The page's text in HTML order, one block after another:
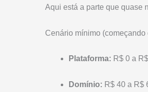
Aqui está a parte que quase
Cenário mínimo (começando
Plataforma: R$ 0 a
Domínio: R$ 40 a R$